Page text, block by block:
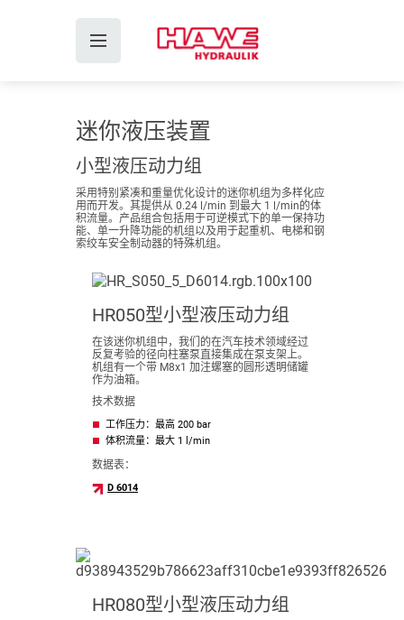
迷你液压装置
小型液压动力组
采用特别紧凑和重量优化设计的迷你机组为多样化应
用而开发。其提供从 0.24 l/min 到最大 1 l/min的体
积流量。产品组合包括用于可逆模式下的单一保持功
能、单一升降功能的机组以及用于起重机、电梯和钢
索绞车安全制动器的特殊机组。
HR050型小型液压动力组
在该迷你机组中，我们的在汽车技术领域经过
反复考验的径向柱塞泵直接集成在泵支架上。
机组有一个带 M8x1 加注螺塞的圆形透明储罐
作为油箱。
技术数据
工作压力：最高 200 bar
体积流量：最大 1 l/min
数据表：
D 6014
HR080型小型液压动力组